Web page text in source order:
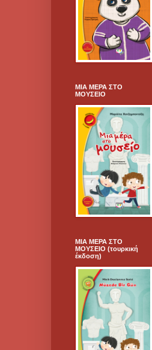
ΜΙΑ ΜΕΡΑ ΣΤΟ
ΜΟΥΣΕΙΟ
ΜΙΑ ΜΕΡΑ ΣΤΟ
ΜΟΥΣΕΙΟ (τουρκική
έκδοση)